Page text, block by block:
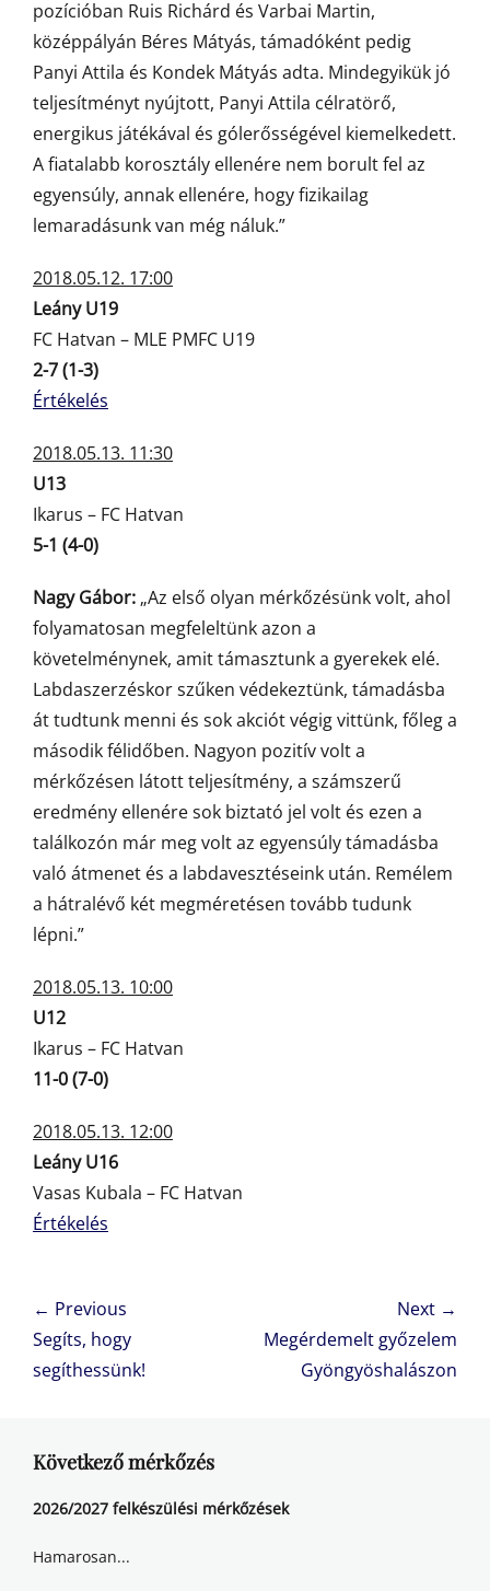
pozícióban Ruis Richárd és Varbai Martin,
középpályán Béres Mátyás, támadóként pedig
Panyi Attila és Kondek Mátyás adta. Mindegyikük jó
teljesítményt nyújtott, Panyi Attila célratörő,
energikus játékával és gólerősségével kiemelkedett.
A fiatalabb korosztály ellenére nem borult fel az
egyensúly, annak ellenére, hogy fizikailag
lemaradásunk van még náluk.”
2018.05.12. 17:00
Leány U19
FC Hatvan – MLE PMFC U19
2-7 (1-3)
Értékelés
2018.05.13. 11:30
U13
Ikarus – FC Hatvan
5-1 (4-0)
Nagy Gábor: „Az első olyan mérkőzésünk volt, ahol
folyamatosan megfeleltünk azon a
követelménynek, amit támasztunk a gyerekek elé.
Labdaszerzéskor szűken védekeztünk, támadásba
át tudtunk menni és sok akciót végig vittünk, főleg a
második félidőben. Nagyon pozitív volt a
mérkőzésen látott teljesítmény, a számszerű
eredmény ellenére sok biztató jel volt és ezen a
találkozón már meg volt az egyensúly támadásba
való átmenet és a labdavesztéseink után. Remélem
a hátralévő két megméretésen tovább tudunk
lépni.”
2018.05.13. 10:00
U12
Ikarus – FC Hatvan
11-0 (7-0)
2018.05.13. 12:00
Leány U16
Vasas Kubala – FC Hatvan
Értékelés
Bejegyzés
navigáció
← Previous
Previous
post:
Segíts, hogy
segíthessünk!
Next →
Next
Megérdemelt győzelem
Gyöngyöshalászon
Következő mérkőzés
2026/2027 felkészülési mérkőzések
Hamarosan...